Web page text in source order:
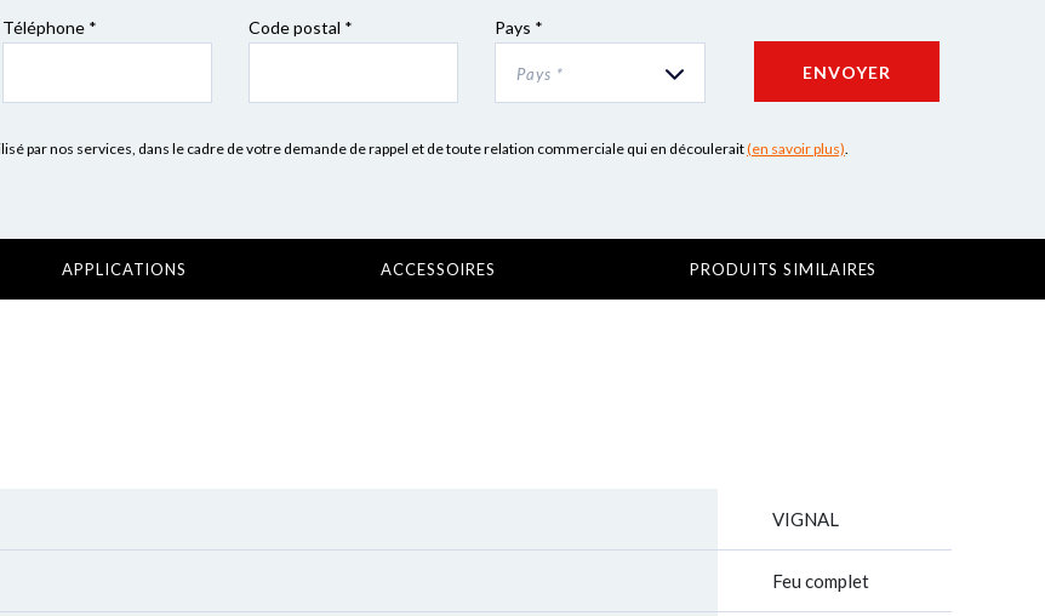
Téléphone * Code postal * Pays *
Pays * ENVOYER
par nos services, dans le cadre de votre demande de rappel et de toute relation commerciale qui en découlerait(en savoir plus).
APPLICATIONS ACCESSOIRES PRODUITS SIMILAIRES
VIGNAL
Feu complet